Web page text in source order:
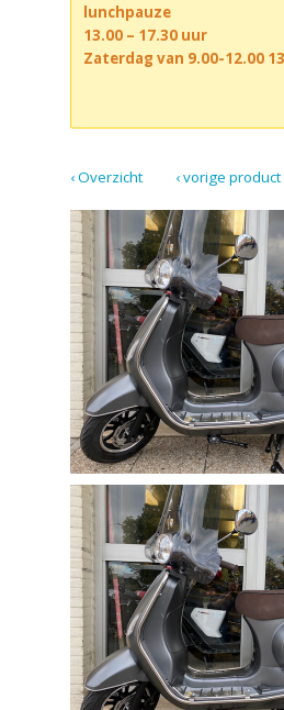
lunchpauze
13.00 – 17.30 uur
Zaterdag van 9.00-12.00
‹ Overzicht ‹ vorige product